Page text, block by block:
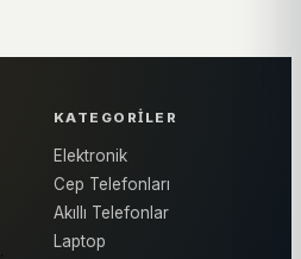
KATEGORILER
Elektronik
Cep Telefonları
Akıllı Telefonlar
Laptop